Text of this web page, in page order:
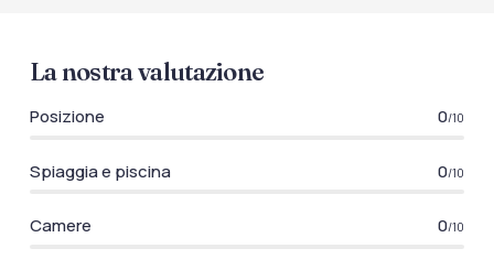
La nostra valutazione
Posizione 0/10
Spiaggia e piscina 0/10
Camere 0/10